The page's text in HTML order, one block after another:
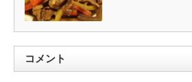
コメント